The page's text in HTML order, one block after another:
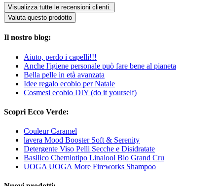
Visualizza tutte le recensioni clienti.
Valuta questo prodotto
Il nostro blog:
Aiuto, perdo i capelli!!!
Anche l'igiene personale può fare bene al pianeta
Bella pelle in età avanzata
Idee regalo ecobio per Natale
Cosmesi ecobio DIY (do it yourself)
Scopri Ecco Verde:
Couleur Caramel
lavera Mood Booster Soft & Serenity
Detergente Viso Pelli Secche e Disidratate
Basilico Chemiotipo Linalool Bio Grand Cru
UOGA UOGA More Fireworks Shampoo